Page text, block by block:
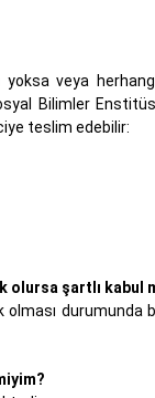
veya
Bilimler
teslim edebilir:
şartlı kabul
durumunda